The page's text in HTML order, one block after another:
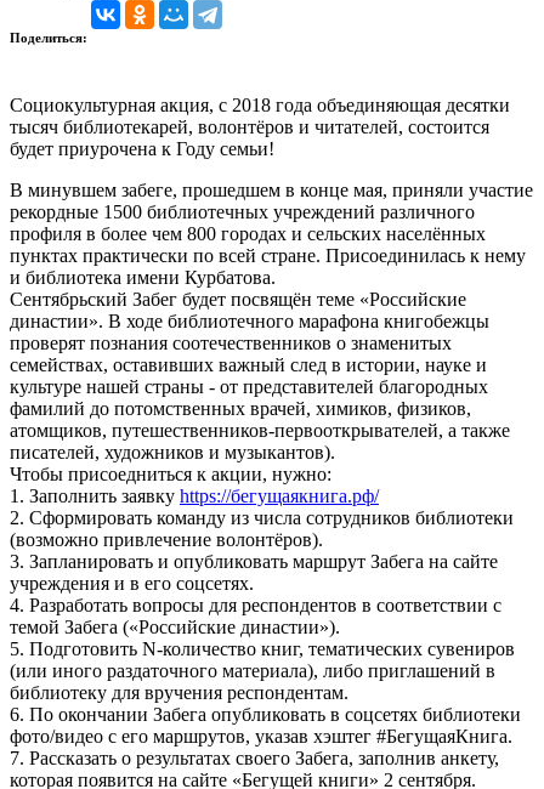
Поделиться:
Социокультурная акция, с 2018 года объединяющая десятки
тысяч библиотекарей, волонтёров и читателей, состоится
будет приурочена к Году семьи!
В минувшем забеге, прошедшем в конце мая, приняли участие
рекордные 1500 библиотечных учреждений различного
профиля в более чем 800 городах и сельских населённых
пунктах практически по всей стране. Присоединилась к нему
и библиотека имени Курбатова.
Сентябрьский Забег будет посвящён теме «Российские
династии». В ходе библиотечного марафона книгобежцы
проверят познания соотечественников о знаменитых
семействах, оставивших важный след в истории, науке и
культуре нашей страны - от представителей благородных
фамилий до потомственных врачей, химиков, физиков,
атомщиков, путешественников-первооткрывателей, а также
писателей, художников и музыкантов).
Чтобы присоедниться к акции, нужно:
1. Заполнить заявку https://бегущаякнига.рф/
2. Сформировать команду из числа сотрудников библиотеки
(возможно привлечение волонтёров).
3. Запланировать и опубликовать маршрут Забега на сайте
учреждения и в его соцсетях.
4. Разработать вопросы для респондентов в соответствии с
темой Забега («Российские династии»).
5. Подготовить N-количество книг, тематических сувениров
(или иного раздаточного материала), либо приглашений в
библиотеку для вручения респондентам.
6. По окончании Забега опубликовать в соцсетях библиотеки
фото/видео с его маршрутов, указав хэштег #БегущаяКнига.
7. Рассказать о результатах своего Забега, заполнив анкету,
которая появится на сайте «Бегущей книги» 2 сентября.